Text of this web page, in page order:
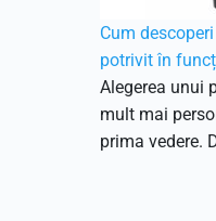
Cum
potrivit în
Alegerea unui
mult mai
prima vedere.